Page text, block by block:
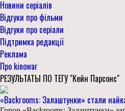
Новини серіалів
Відгуки про фільми
Відгуки про серіали
Підтримка редакції
Реклама
Про kinowar
РЕЗУЛЬТАТЫ ПО ТЕГУ "Кейн Парсонс"
«Backrooms: Залаштунки» стали